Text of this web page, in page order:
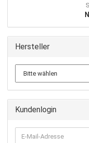
Hersteller
Kundenlogin
E-